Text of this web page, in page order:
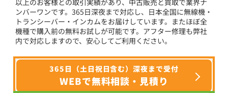
ンバーワンです。365日深夜まで対応し、日本全国に無線機・
トランシーバー・インカムをお届けしています。またほぼ全
機種で購入前の無料お試しが可能です。アフター修理も弊社
内で対応しますので、安心してご利用ください。
365日（土日祝日含む）深夜まで受付
WEBで無料相談・見積り